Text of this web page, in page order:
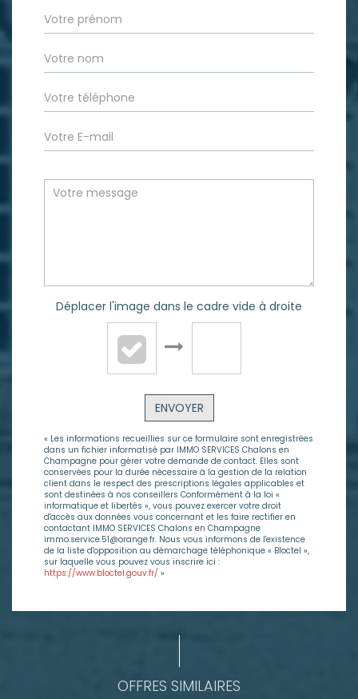
Déplacer l'image dans le cadre vide à droite
ENVOYER
« Les informations recueillies sur ce formulaire sont enregistrées
dans un fichier informatisé par IMMO SERVICES Chalons en
Champagne pour gérer votre demande de contact. Elles sont
conservées pour la durée nécessaire à la gestion de la relation
client dans le respect des prescriptions légales applicables et
sont destinées à nos conseillers Conformément à la loi «
informatique et libertés », vous pouvez exercer votre droit
d'accès aux données vous concernant et les faire rectifier en
contactant IMMO SERVICES Chalons en Champagne
immo.service.51@orange.fr. Nous vous informons de l'existence
de la liste d'opposition au démarchage téléphonique « Bloctel »,
sur laquelle vous pouvez vous inscrire ici :
https://www.bloctel.gouv.fr/ »
OFFRES SIMILAIRES